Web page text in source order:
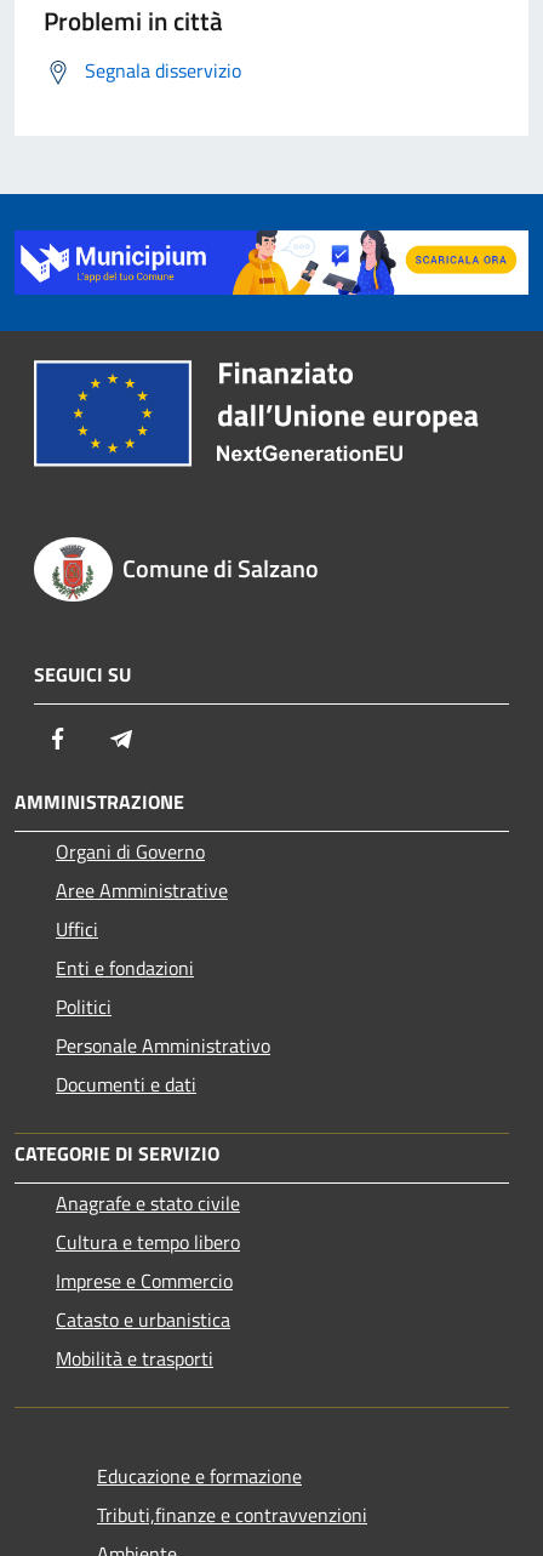
Problemi in città
Segnala disservizio
Comune di Salzano
SEGUICI SU
Facebook
AMMINISTRAZIONE
Organi di Governo
Aree Amministrative
Uffici
Enti e fondazioni
Politici
Personale Amministrativo
Documenti e dati
CATEGORIE DI SERVIZIO
Anagrafe e stato civile
Cultura e tempo libero
Imprese e Commercio
Catasto e urbanistica
Mobilità e trasporti
Educazione e formazione
Tributi,finanze e contravvenzioni